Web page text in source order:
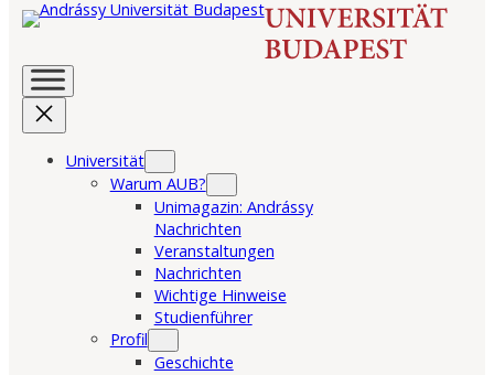
Universität
Warum AUB?
Unimagazin: Andrássy
Nachrichten
Veranstaltungen
Nachrichten
Wichtige Hinweise
Studienführer
Profil
Geschichte